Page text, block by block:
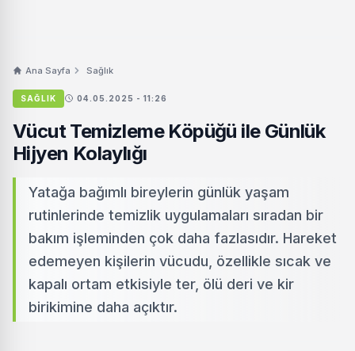
Ana Sayfa Sağlık
SAĞLIK 04.05.2025 - 11:26
Vücut Temizleme Köpüğü ile Günlük
Hijyen Kolaylığı
Yatağa bağımlı bireylerin günlük yaşam
rutinlerinde temizlik uygulamaları sıradan bir
bakım işleminden çok daha fazlasıdır. Hareket
edemeyen kişilerin vücudu, özellikle sıcak ve
kapalı ortam etkisiyle ter, ölü deri ve kir
birikimine daha açıktır.